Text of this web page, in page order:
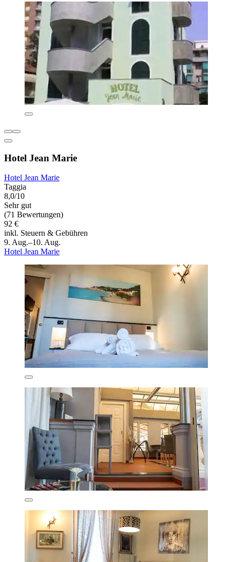
Hotel Jean Marie
Hotel Jean Marie
Taggia
8,0/10
Sehr gut
(71 Bewertungen)
92 €
inkl. Steuern & Gebühren
9. Aug.–10. Aug.
Hotel Jean Marie